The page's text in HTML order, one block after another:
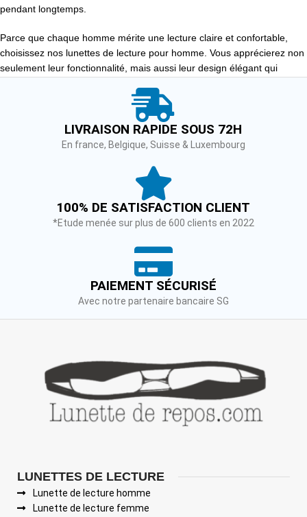
pendant longtemps.
Parce que chaque homme mérite une lecture claire et confortable,
choisissez nos lunettes de lecture pour homme. Vous apprécierez non
seulement leur fonctionnalité, mais aussi leur design élégant qui
LIVRAISON RAPIDE SOUS 72H
En france, Belgique, Suisse & Luxembourg
100% DE SATISFACTION CLIENT
*Etude menée sur plus de 600 clients en 2022
PAIEMENT SÉCURISÉ
Avec notre partenaire bancaire SG
LUNETTES DE LECTURE
Lunette de lecture homme
Lunette de lecture femme